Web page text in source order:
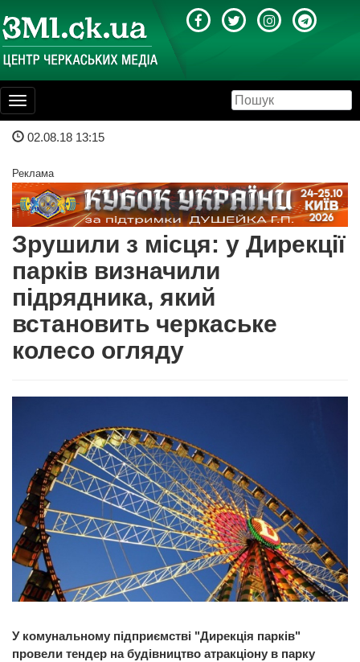
Toggle
navigation
02.08.18 13:15
Реклама
Зрушили з місця: у Дирекції
парків визначили
підрядника, який
встановить черкаське
колесо огляду
У комунальному підприємстві "Дирекція парків"
провели тендер на будівництво атракціону в парку